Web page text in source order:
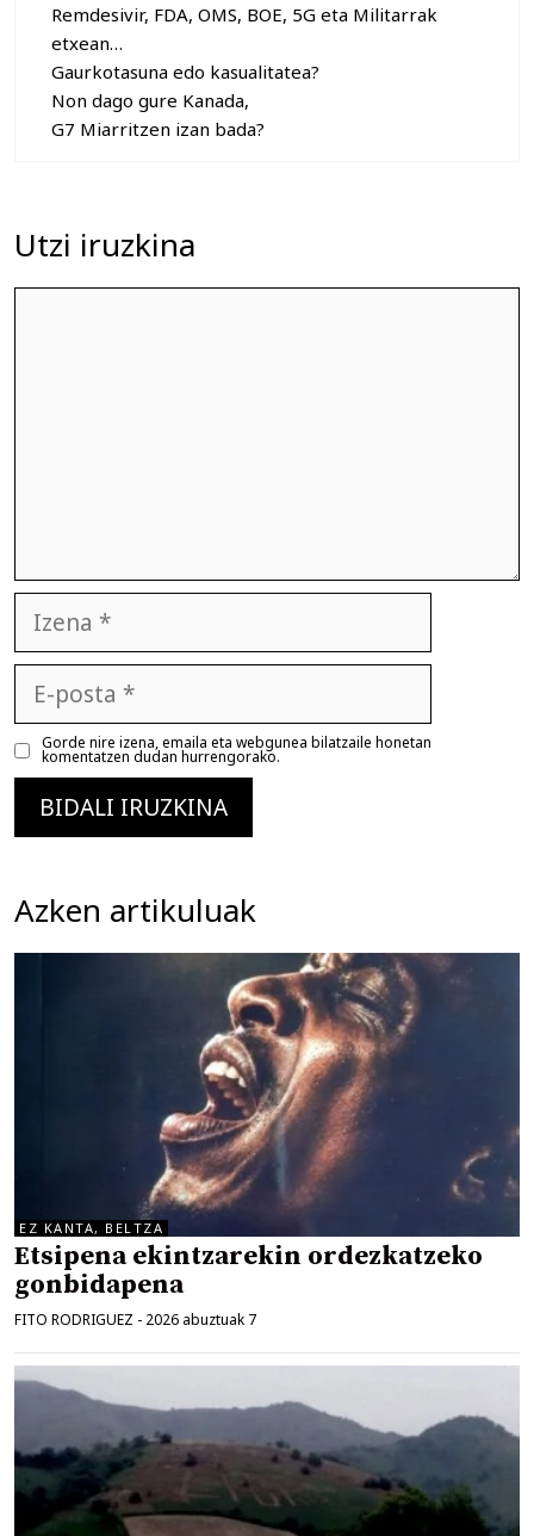
Remdesivir, FDA, OMS, BOE, 5G eta Militarrak
etxean…
Gaurkotasuna edo kasualitatea?
Non dago gure Kanada,
G7 Miarritzen izan bada?
Utzi iruzkina
posta
Gorde nire izena, emaila eta webgunea bilatzaile honetan
komentatzen dudan hurrengorako.
Azken artikuluak
EZ KANTA, BELTZA
Etsipena ekintzarekin ordezkatzeko
gonbidapena
FITO RODRIGUEZ - 2026 abuztuak 7